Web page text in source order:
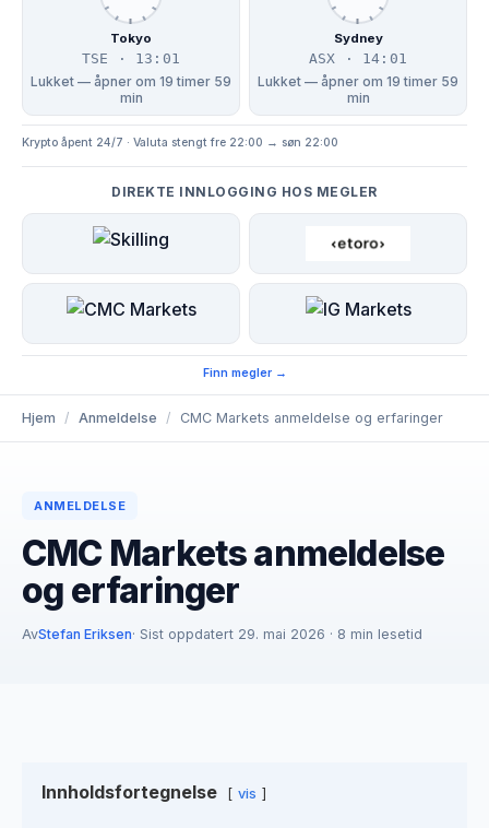
Tokyo
TSE · 13:01
Lukket — åpner om 19 timer 59
min
Sydney
ASX · 14:01
Lukket — åpner om 19 timer 59
min
Krypto åpent 24/7 · Valuta stengt fre 22:00 → søn 22:00
DIREKTE INNLOGGING HOS MEGLER
Finn megler →
Hjem / Anmeldelse / CMC Markets anmeldelse og erfaringer
ANMELDELSE
CMC Markets anmeldelse
og erfaringer
AvStefan Eriksen· Sist oppdatert 29. mai 2026 · 8 min lesetid
Innholdsfortegnelse vis